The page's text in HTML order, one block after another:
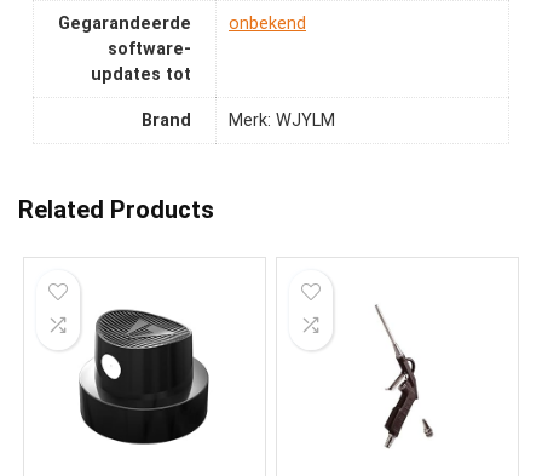
Gegarandeerde
software-
updates tot
‎onbekend
Brand Merk: WJYLM
Related Products